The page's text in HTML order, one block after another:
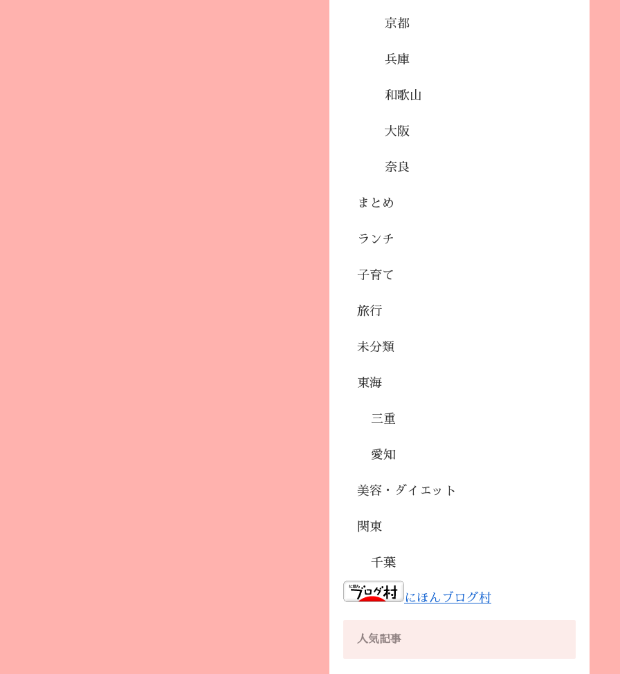
京都
兵庫
和歌山
大阪
奈良
まとめ
ランチ
子育て
旅行
未分類
東海
三重
愛知
美容・ダイエット
関東
千葉
にほんブログ村
人気記事